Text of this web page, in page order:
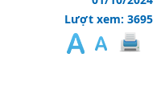
Lượt xem: 3695